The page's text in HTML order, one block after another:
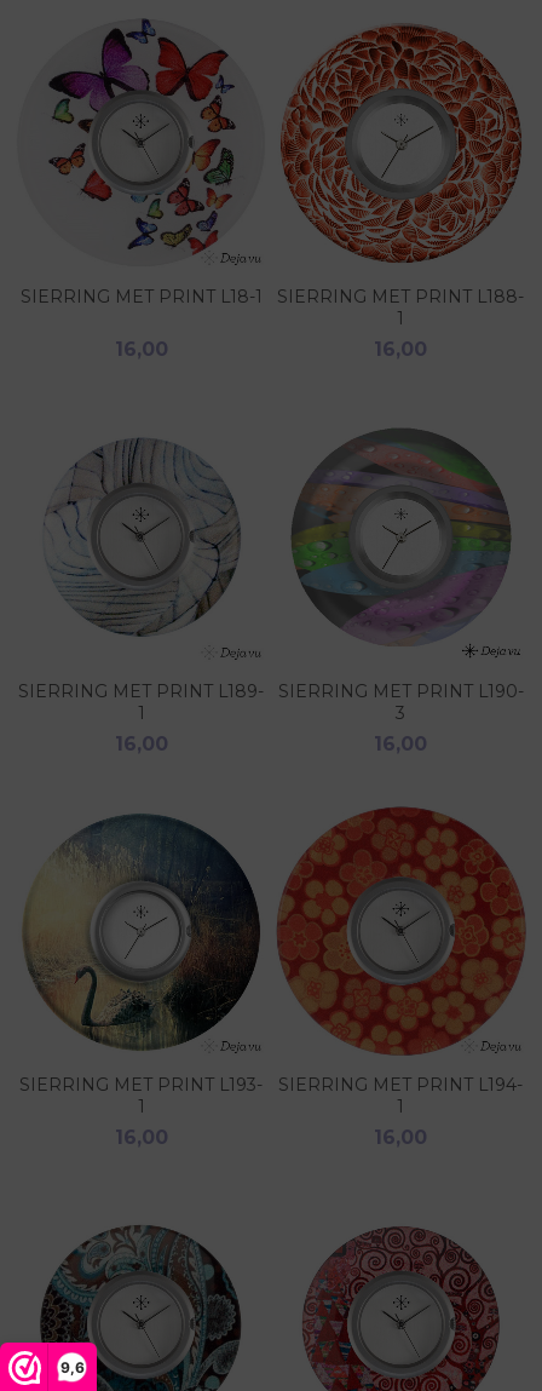
9,6
SIERRING MET PRINT L18-1
16,00
SIERRING MET PRINT L188-
1
16,00
SIERRING MET PRINT L189-
1
16,00
SIERRING MET PRINT L190-
3
16,00
SIERRING MET PRINT L193-
1
16,00
SIERRING MET PRINT L194-
1
16,00